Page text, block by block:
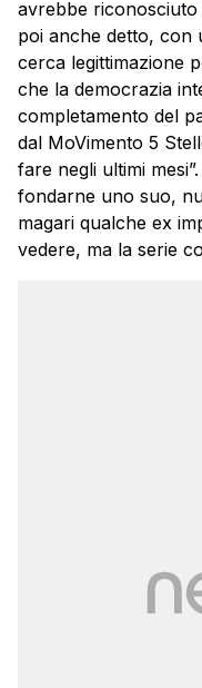
avrebbe
poi anche detto, con
cerca legittimazione
che la democrazia
completamento del
dal MoVimento 5
fare negli ultimi
fondarne uno suo,
magari qualche ex
vedere, ma la serie